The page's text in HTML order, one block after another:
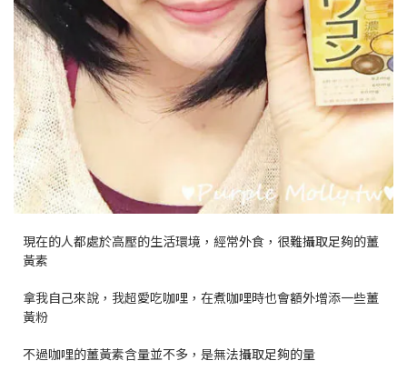
現在的人都處於高壓的生活環境，經常外食，很難攝取足夠的薑
黃素
拿我自己來說，我超愛吃咖哩，在煮咖哩時也會額外增添一些薑
黃粉
不過咖哩的薑黃素含量並不多，是無法攝取足夠的量